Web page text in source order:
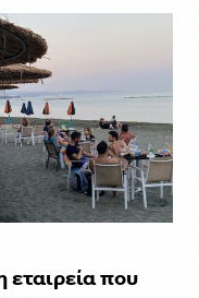
εταιρεία που